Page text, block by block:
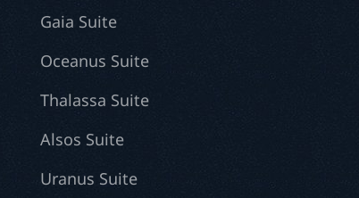
Gaia Suite
Oceanus Suite
Thalassa Suite
Alsos Suite
Uranus Suite